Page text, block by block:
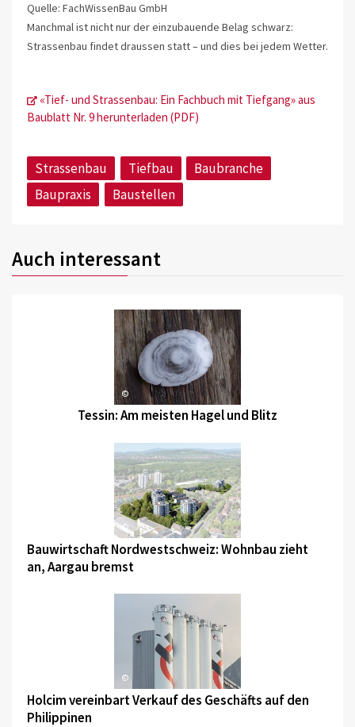
Quelle: FachWissenBau GmbH
Manchmal ist nicht nur der einzubauende Belag schwarz:
Strassenbau findet draussen statt – und dies bei jedem Wetter.
«Tief- und Strassenbau: Ein Fachbuch mit Tiefgang» aus
Baublatt Nr. 9 herunterladen (PDF)
Strassenbau Tiefbau
Baubranche
Baupraxis
Baustellen
Auch interessant
©
Tessin: Am meisten Hagel und Blitz
©
Bauwirtschaft Nordwestschweiz: Wohnbau zieht
an, Aargau bremst
©
Holcim vereinbart Verkauf des Geschäfts auf den
Philippinen